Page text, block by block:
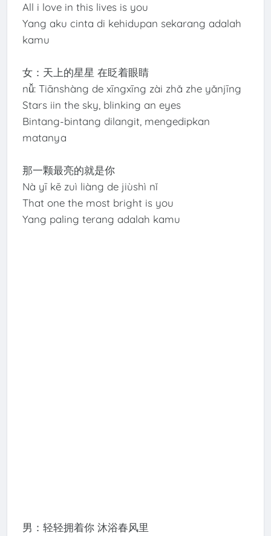
All i love in this lives is you
Yang aku cinta di kehidupan sekarang adalah
kamu
女：天上的星星 在眨着眼睛
nǚ: Tiānshàng de xīngxīng zài zhǎ zhe yǎnjīng
Stars iin the sky, blinking an eyes
Bintang-bintang dilangit, mengedipkan
matanya
那一颗最亮的就是你
Nà yī kē zuì liàng de jiùshì nǐ
That one the most bright is you
Yang paling terang adalah kamu
男：轻轻拥着你 沐浴春风里